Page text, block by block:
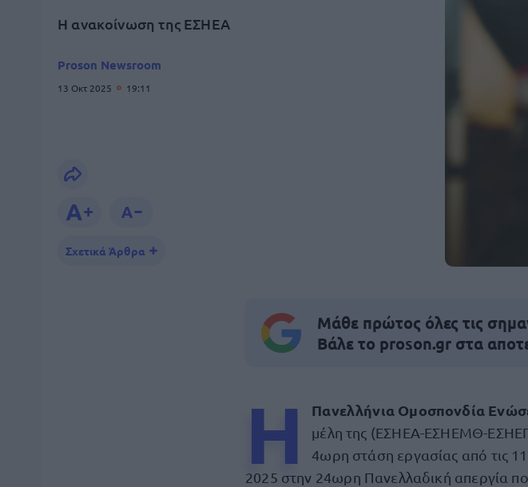
Η ανακοίνωση της ΕΣΗΕΑ
Proson Newsroom
13 Οκτ 2025 19:11
Σχετικά Άρθρα
Μάθε πρώτος όλες τις
Βάλε το proson.gr στα
Η Πανελλήνια Ομοσπονδία
μέλη της (ΕΣΗΕΑ-ΕΣΗΕΜΘ-
4ωρη στάση εργασίας από τις
2025 στην 24ωρη Πανελλαδική απεργία